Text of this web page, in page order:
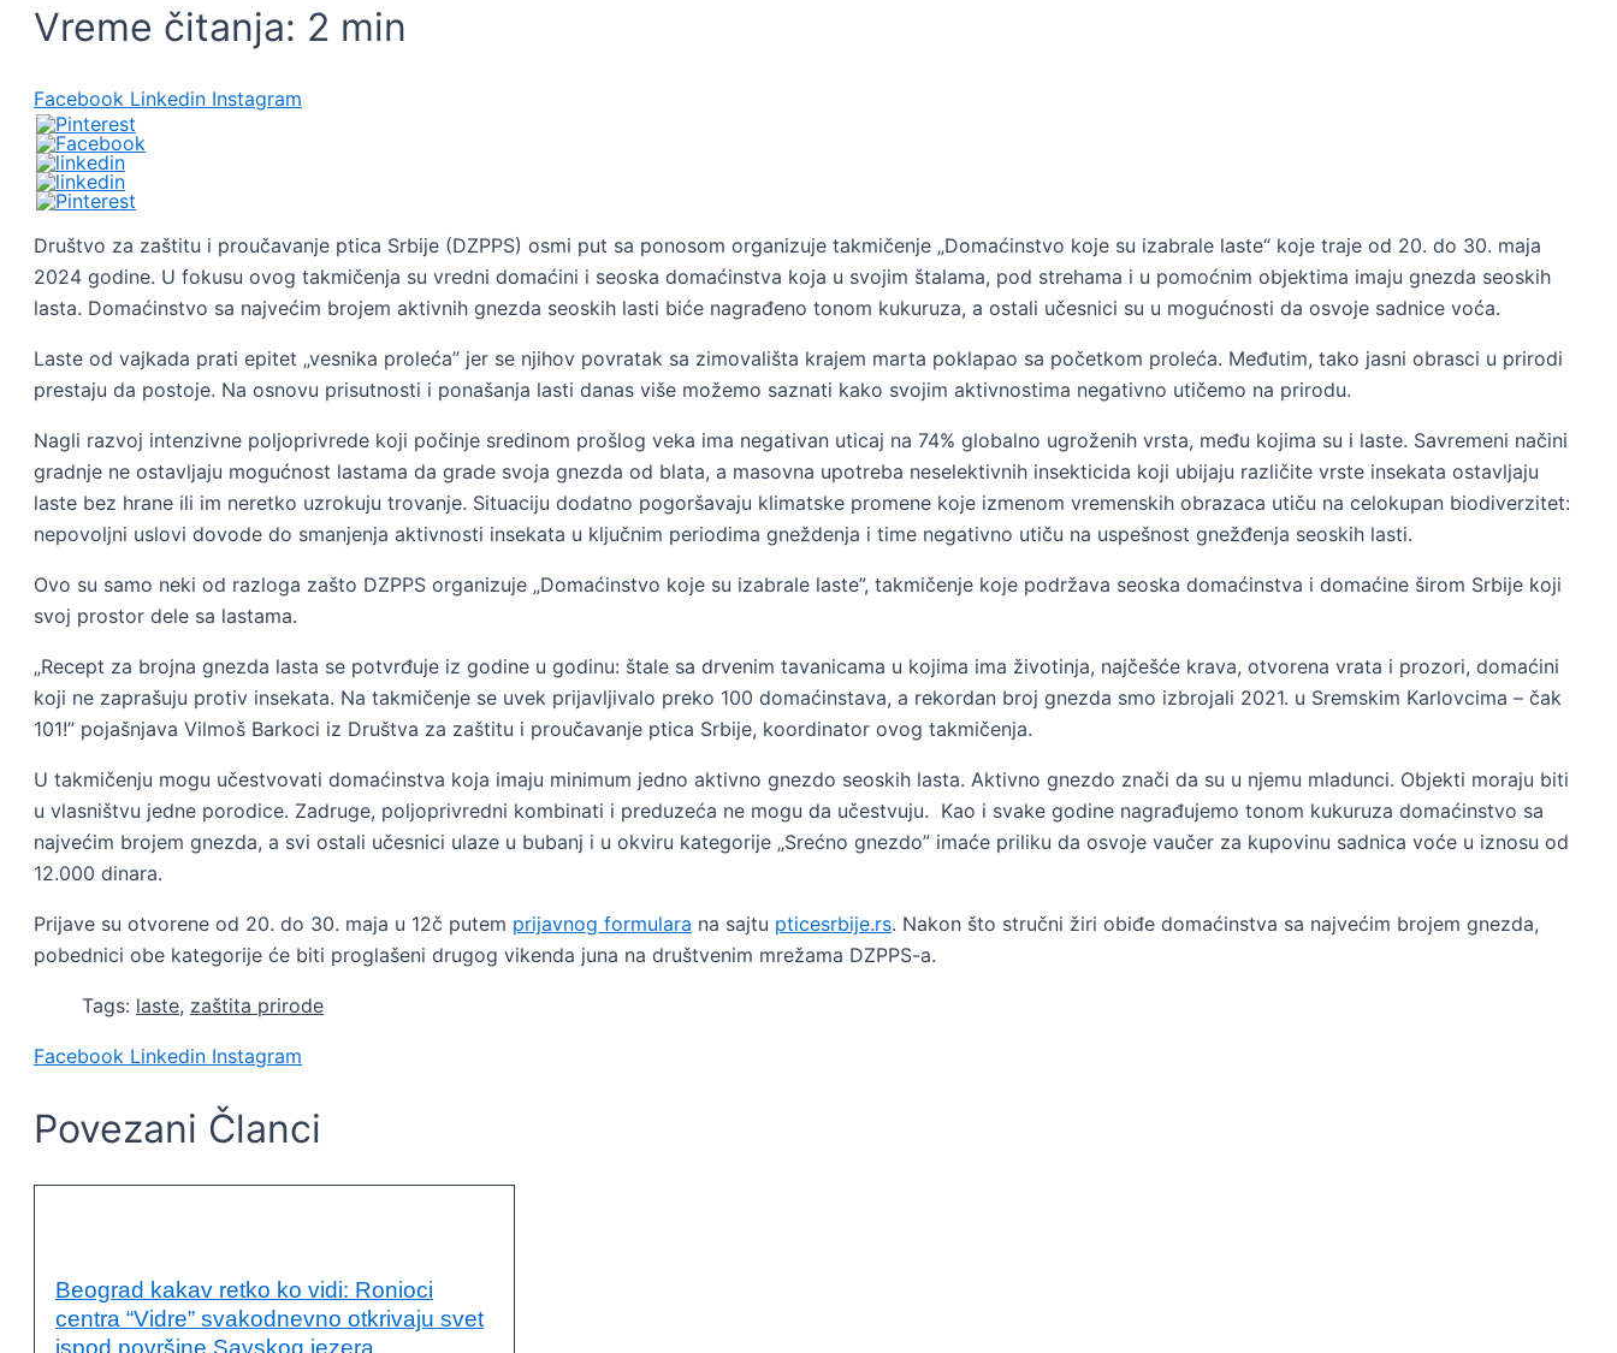
Vreme čitanja: 2 min
Facebook Linkedin Instagram
Društvo za zaštitu i proučavanje ptica Srbije (DZPPS) osmi put sa ponosom organizuje takmičenje „Domaćinstvo koje su izabrale laste“ koje traje od 20. do 30. maja
2024 godine. U fokusu ovog takmičenja su vredni domaćini i seoska domaćinstva koja u svojim štalama, pod strehama i u pomoćnim objektima imaju gnezda seoskih
lasta. Domaćinstvo sa najvećim brojem aktivnih gnezda seoskih lasti biće nagrađeno tonom kukuruza, a ostali učesnici su u mogućnosti da osvoje sadnice voća.
Laste od vajkada prati epitet „vesnika proleća” jer se njihov povratak sa zimovališta krajem marta poklapao sa početkom proleća. Međutim, tako jasni obrasci u prirodi
prestaju da postoje. Na osnovu prisutnosti i ponašanja lasti danas više možemo saznati kako svojim aktivnostima negativno utičemo na prirodu.
Nagli razvoj intenzivne poljoprivrede koji počinje sredinom prošlog veka ima negativan uticaj na 74% globalno ugroženih vrsta, među kojima su i laste. Savremeni načini
gradnje ne ostavljaju mogućnost lastama da grade svoja gnezda od blata, a masovna upotreba neselektivnih insekticida koji ubijaju različite vrste insekata ostavljaju
laste bez hrane ili im neretko uzrokuju trovanje. Situaciju dodatno pogoršavaju klimatske promene koje izmenom vremenskih obrazaca utiču na celokupan biodiverzitet:
nepovoljni uslovi dovode do smanjenja aktivnosti insekata u ključnim periodima gneždenja i time negativno utiču na uspešnost gnežđenja seoskih lasti.
Ovo su samo neki od razloga zašto DZPPS organizuje „Domaćinstvo koje su izabrale laste”, takmičenje koje podržava seoska domaćinstva i domaćine širom Srbije koji
svoj prostor dele sa lastama.
„Recept za brojna gnezda lasta se potvrđuje iz godine u godinu: štale sa drvenim tavanicama u kojima ima životinja, najčešće krava, otvorena vrata i prozori, domaćini
koji ne zaprašuju protiv insekata. Na takmičenje se uvek prijavljivalo preko 100 domaćinstava, a rekordan broj gnezda smo izbrojali 2021. u Sremskim Karlovcima – čak
101!” pojašnjava Vilmoš Barkoci iz Društva za zaštitu i proučavanje ptica Srbije, koordinator ovog takmičenja.
U takmičenju mogu učestvovati domaćinstva koja imaju minimum jedno aktivno gnezdo seoskih lasta. Aktivno gnezdo znači da su u njemu mladunci. Objekti moraju biti
u vlasništvu jedne porodice. Zadruge, poljoprivredni kombinati i preduzeća ne mogu da učestvuju. Kao i svake godine nagrađujemo tonom kukuruza domaćinstvo sa
najvećim brojem gnezda, a svi ostali učesnici ulaze u bubanj i u okviru kategorije „Srećno gnezdo” imaće priliku da osvoje vaučer za kupovinu sadnica voće u iznosu od
12.000 dinara.
Prijave su otvorene od 20. do 30. maja u 12č putem prijavnog formulara na sajtu pticesrbije.rs. Nakon što stručni žiri obiđe domaćinstva sa najvećim brojem gnezda,
pobednici obe kategorije će biti proglašeni drugog vikenda juna na društvenim mrežama DZPPS-a.
Tags: laste, zaštita prirode
Facebook Linkedin Instagram
Povezani Članci
Beograd kakav retko ko vidi: Ronioci
centra “Vidre” svakodnevno otkrivaju svet